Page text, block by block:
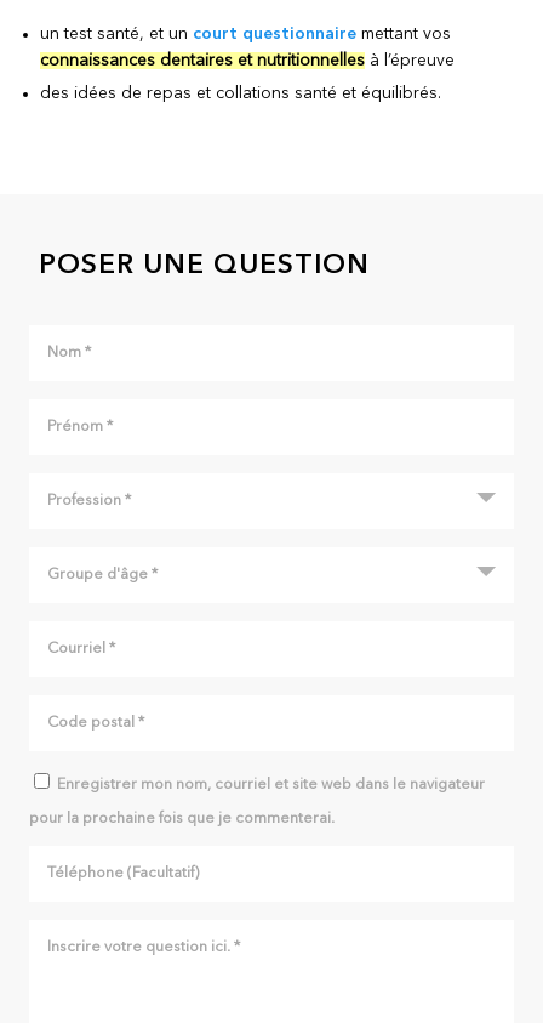
un test santé, et un court questionnaire mettant vos
connaissances dentaires et nutritionnelles à l’épreuve
des idées de repas et collations santé et équilibrés.
POSER UNE QUESTION
Enregistrer mon nom, courriel et site web dans le navigateur
pour la prochaine fois que je commenterai.